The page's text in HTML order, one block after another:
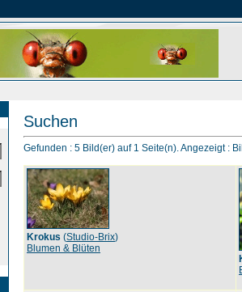
Suchen
Gefunden : 5 Bild(er) auf 1 Seite(n). Angezeigt :
Krokus (Studio-Brix)
Blumen & Blüten